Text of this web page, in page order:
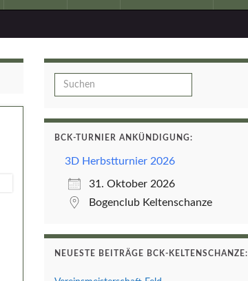
Search for:
BCK-TURNIER ANKÜNDIGUNG:
3D Herbstturnier 2026
31. Oktober 2026
Bogenclub Keltenschanze
NEUESTE BEITRÄGE BCK-KELTENSCHANZE: